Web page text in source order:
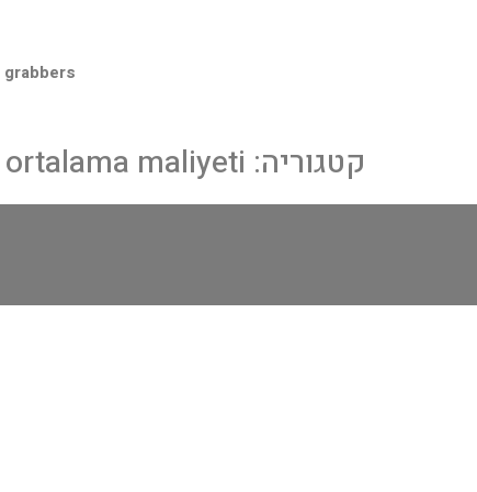
grabbers
קטגוריה: maliyeti